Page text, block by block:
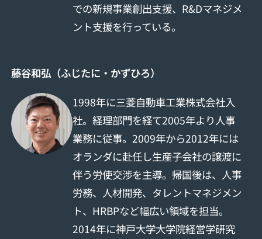
での新規事業創出支援、R&Dマネジメ
ント支援を行っている。
藤谷和弘（ふじたに・かずひろ）
1998年に三菱自動車工業株式会社入
社。経理部門を経て2005年より人事
業務に従事。2009年から2012年には
オランダに赴任し生産子会社の譲渡に
伴う労使交渉を主導。帰国後は、人事
労務、人材開発、タレントマネジメン
ト、HRBPなど幅広い領域を担当。
2014年に神戸大学大学院経営学研究